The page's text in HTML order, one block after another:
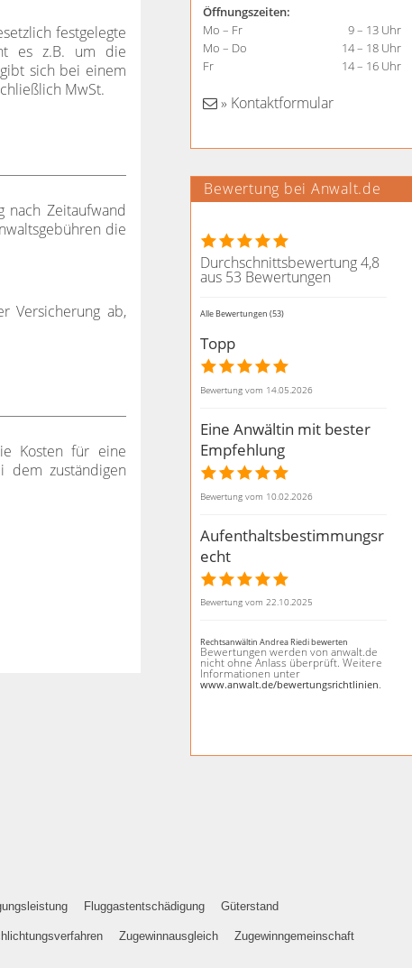
festgelegte
es z.B. um die
sich bei einem
MwSt.
nach Zeitaufwand
die
Versicherung ab,
Kosten für eine
dem zuständigen
Öffnungszeiten:
Mo – Fr
9 – 13 Uhr
Mo – Do
14 – 18 Uhr
Fr
14 – 16 Uhr
» Kontaktformular
Bewertung bei Anwalt.de
Durchschnittsbewertung 4,8
aus 53 Bewertungen
Alle Bewertungen (53)
Topp
Bewertung vom 14.05.2026
Eine Anwältin mit bester
Empfehlung
Bewertung vom 10.02.2026
Aufenthaltsbestimmungsr
echt
Bewertung vom 22.10.2025
Rechtsanwältin Andrea Riedi bewerten
Bewertungen werden von anwalt.de
nicht ohne Anlass überprüft. Weitere
Informationen unter
www.anwalt.de/bewertungsrichtlinien.
Fluggastentschädigung Güterstand
Zugewinnausgleich Zugewinngemeinschaft